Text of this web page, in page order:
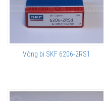
Vòng bi SKF 6206-2RS1